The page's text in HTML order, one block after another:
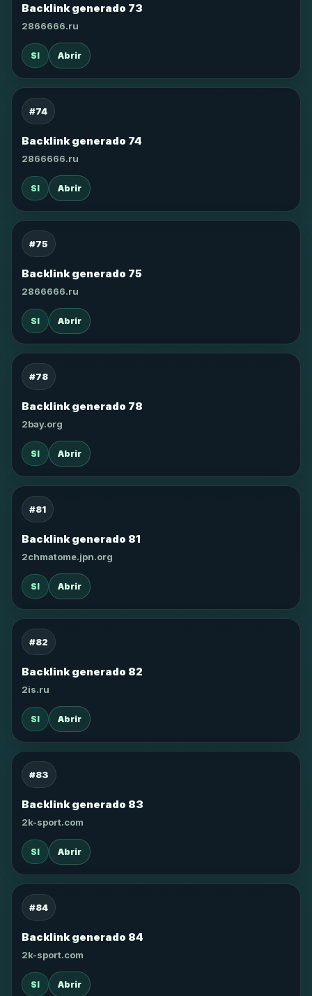
Backlink generado 73
2866666.ru
SI Abrir
#74
Backlink generado 74
2866666.ru
SI Abrir
#75
Backlink generado 75
2866666.ru
SI Abrir
#78
Backlink generado 78
2bay.org
SI Abrir
#81
Backlink generado 81
2chmatome.jpn.org
SI Abrir
#82
Backlink generado 82
2is.ru
SI Abrir
#83
Backlink generado 83
2k-sport.com
SI Abrir
#84
Backlink generado 84
2k-sport.com
SI Abrir